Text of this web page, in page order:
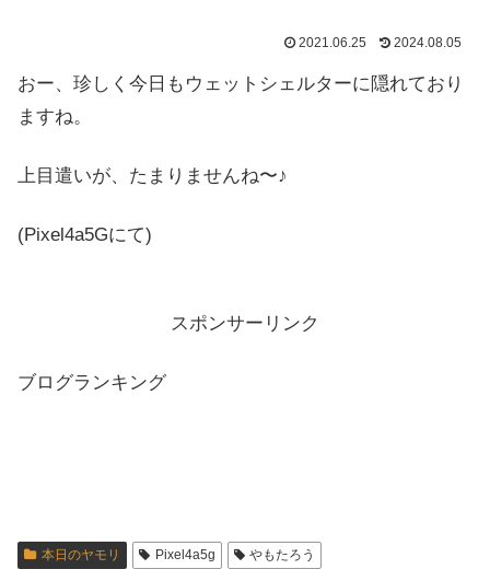
2021.06.25 2024.08.05
おー、珍しく今日もウェットシェルターに隠れており
ますね。
上目遣いが、たまりませんね〜♪
(Pixel4a5Gにて)
スポンサーリンク
ブログランキング
本日のヤモリ Pixel4a5g やもたろう